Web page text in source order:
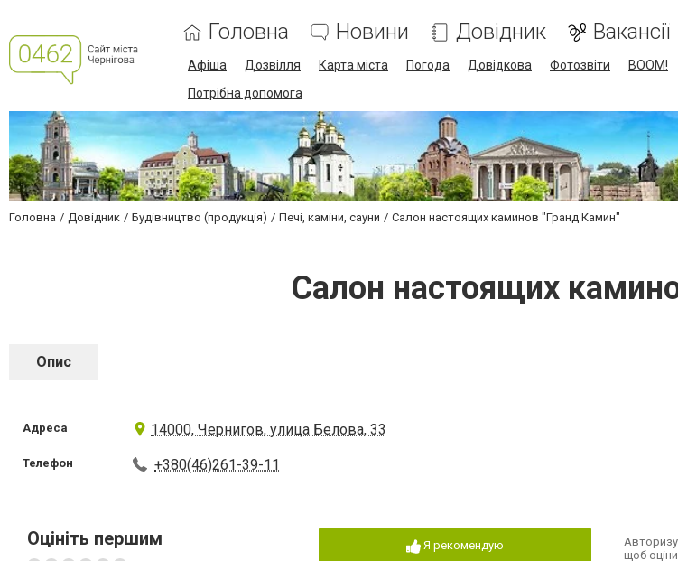
Головна Новини Довідник Вакансії
Афіша Дозвілля Карта міста Погода Довідкова Фотозвіти BOOM!
Потрібна допомога
Головна Довідник Будівництво (продукція) Печі, каміни, сауни Салон настоящих каминов "Гранд Камин"
Салон настоящих
Опис
Адреса 14000, Чернигов, улица Белова, 33
Телефон +380(46)261-39-11
Оцініть першим Я рекомендую
щоб